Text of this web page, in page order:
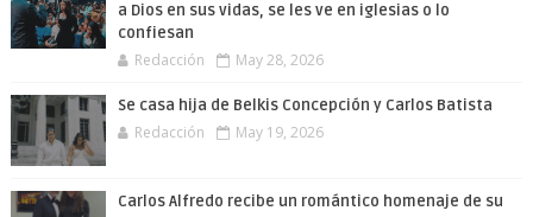
a Dios en sus vidas, se les ve en iglesias o lo
confiesan
Redacción May 28, 2026
Se casa hija de Belkis Concepción y Carlos Batista
Redacción May 19, 2026
Carlos Alfredo recibe un romántico homenaje de su